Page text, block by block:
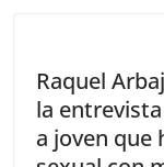
Raquel
la
a joven que